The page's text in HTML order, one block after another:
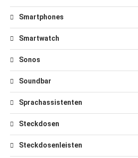
Smartphones
Smartwatch
Sonos
Soundbar
Sprachassistenten
Steckdosen
Steckdosenleisten